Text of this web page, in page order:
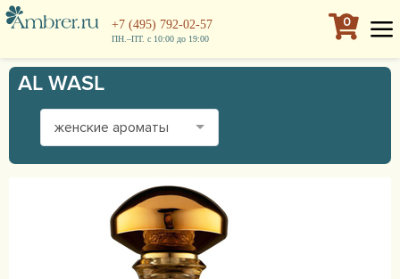
+7 (495) 792-02-57
ПН.–ПТ. с 10:00 до 19:00
0
AL WASL
женские ароматы